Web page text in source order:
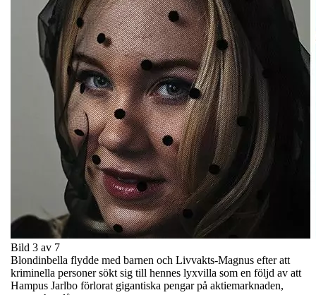
Bild 3 av 7
Blondinbella flydde med barnen och Livvakts-Magnus efter att
kriminella personer sökt sig till hennes lyxvilla som en följd av att
Hampus Jarlbo förlorat gigantiska pengar på aktiemarknaden,